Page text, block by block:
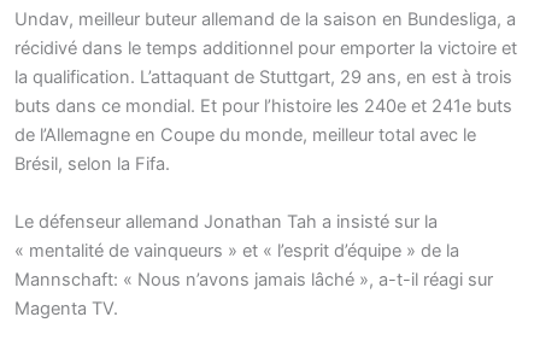
Undav, meilleur buteur allemand de la saison en Bundesliga, a
récidivé dans le temps additionnel pour emporter la victoire et
la qualification. L’attaquant de Stuttgart, 29 ans, en est à trois
buts dans ce mondial. Et pour l’histoire les 240e et 241e buts
de l’Allemagne en Coupe du monde, meilleur total avec le
Brésil, selon la Fifa.
Le défenseur allemand Jonathan Tah a insisté sur la
« mentalité de vainqueurs » et « l’esprit d’équipe » de la
Mannschaft: « Nous n’avons jamais lâché », a-t-il réagi sur
Magenta TV.